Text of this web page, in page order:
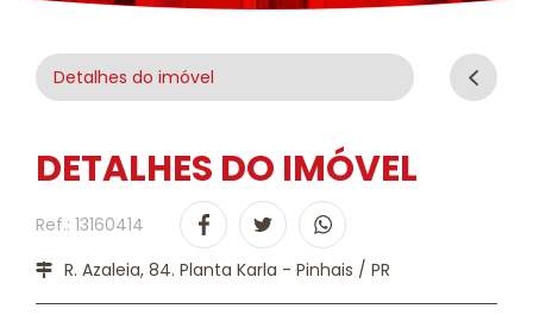
Detalhes do imóvel
DETALHES DO IMÓVEL
Ref.: 13160414
R. Azaleia, 84. Planta Karla - Pinhais / PR